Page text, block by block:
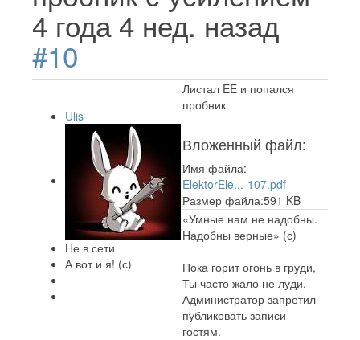
4 года 4 нед. назад
#10
Ulis
Не в сети
А вот и я! (с)
Листал EE и попался
пробник
Вложенный файл:
Имя файла:
ElektorEle...-107.pdf
Размер файла:591 KB
«Умные нам не надобны.
Надобны верные» (с)
Пока горит огонь в груди,
Ты часто жало не луди.
Администратор запретил
публиковать записи
гостям.